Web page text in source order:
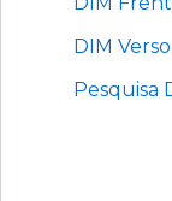
DIM Verso
Pesquisa